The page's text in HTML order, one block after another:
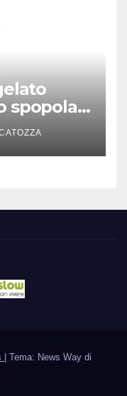
spopola,
Tema: News Way di